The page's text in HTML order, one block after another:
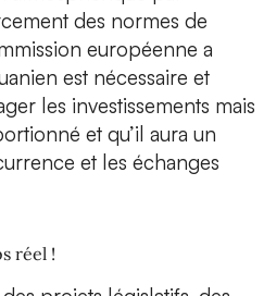
des normes de
européenne a
est nécessaire et
les investissements mais
et qu’il aura un
et les échanges
réel !